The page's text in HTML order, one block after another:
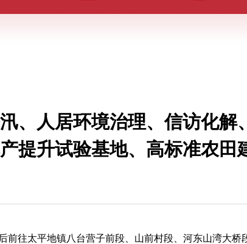
、人居环境治理、信访化解
提升试验基地、高标准农田
往太平地镇八台营子前段、山前村段、河东山湾大